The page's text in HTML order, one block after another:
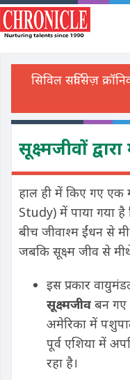
सूक्ष्मजीवों
हाल ही में किए गए
Study) में पाया गया
बीच जीवाश्म ईंधन से
जबकि सूक्ष्म जीव से
इस प्रकार
सूक्ष्मजीव बन गए
अमेरिका में
पूर्व एशिया में
रहा है।